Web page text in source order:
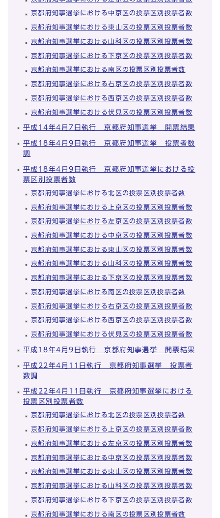
京都府知事選挙における中京区の投票区別投票者数
京都府知事選挙における東山区の投票区別投票者数
京都府知事選挙における山科区の投票区別投票者数
京都府知事選挙における下京区の投票区別投票者数
京都府知事選挙における南区の投票区別投票者数
京都府知事選挙における右京区の投票区別投票者数
京都府知事選挙における西京区の投票区別投票者数
京都府知事選挙における伏見区の投票区別投票者数
平成14年4月7日執行 京都府知事選挙 開票結果
平成18年4月9日執行 京都府知事選挙 投票者数
調
平成18年4月9日執行 京都府知事選挙における投
票区別投票者数
京都府知事選挙における北区の投票区別投票者数
京都府知事選挙における上京区の投票区別投票者数
京都府知事選挙における左京区の投票区別投票者数
京都府知事選挙における中京区の投票区別投票者数
京都府知事選挙における東山区の投票区別投票者数
京都府知事選挙における山科区の投票区別投票者数
京都府知事選挙における下京区の投票区別投票者数
京都府知事選挙における南区の投票区別投票者数
京都府知事選挙における右京区の投票区別投票者数
京都府知事選挙における西京区の投票区別投票者数
京都府知事選挙における伏見区の投票区別投票者数
平成18年4月9日執行 京都府知事選挙 開票結果
平成22年4月11日執行 京都府知事選挙 投票者
数調
平成22年4月11日執行 京都府知事選挙における
投票区別投票者数
京都府知事選挙における北区の投票区別投票者数
京都府知事選挙における上京区の投票区別投票者数
京都府知事選挙における左京区の投票区別投票者数
京都府知事選挙における中京区の投票区別投票者数
京都府知事選挙における東山区の投票区別投票者数
京都府知事選挙における山科区の投票区別投票者数
京都府知事選挙における下京区の投票区別投票者数
京都府知事選挙における南区の投票区別投票者数